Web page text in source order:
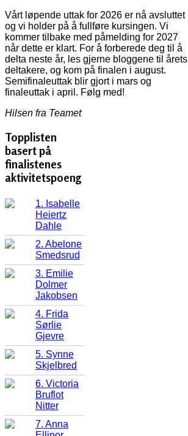
Vårt løpende uttak for 2026 er nå avsluttet
og vi holder på å fullføre kursingen. Vi
kommer tilbake med påmelding for 2027
når dette er klart. For å forberede deg til å
delta neste år, les gjerne bloggene til årets
deltakere, og kom på finalen i august.
Semifinaleuttak blir gjort i mars og
finaleuttak i april. Følg med!
Hilsen fra Teamet
Topplisten
basert på
finalistenes
aktivitetspoeng
1. Isabelle
Heiertz
Dahle
2. Abelone
Smedsrud
3. Emilie
Dolmer
Jakobsen
4. Frida
Sørlie
Gjevre
5. Synne
Skjelbred
6. Victoria
Bruflot
Nitter
7. Anna